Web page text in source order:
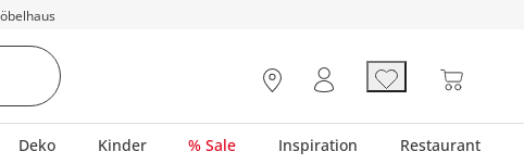
Deko Kinder % Sale Inspiration Restaurant